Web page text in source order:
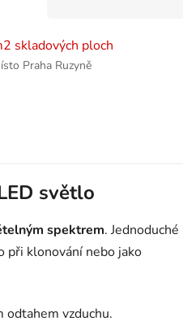
skladových ploch
Praha Ruzyně
světlo
spektrem. Jednoduché
při klonování nebo jako
vzduchu.